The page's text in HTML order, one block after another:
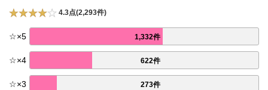
4.3点(2,293件)
☆×5 1,332件
☆×4 622件
☆×3 273件